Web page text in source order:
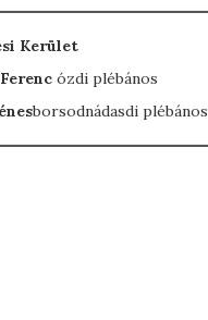
Kerület
Ferenc ózdi plébános
borsodnádasdi plébános